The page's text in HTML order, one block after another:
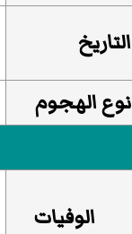
التاريخ
نوع الهجوم
الوفيات